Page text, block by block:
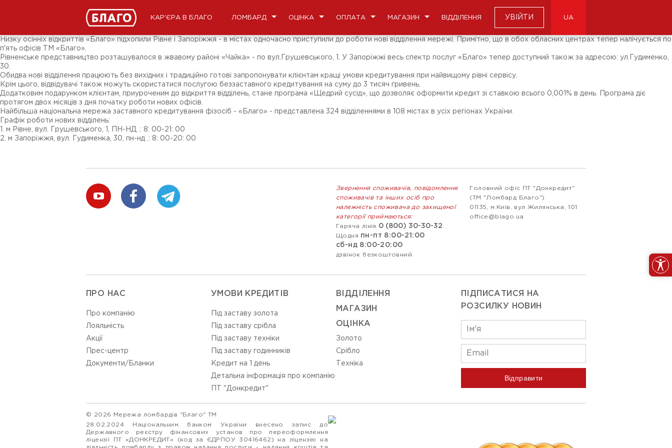
КАР'ЄРА В БЛАГО ЛОМБАРД ОЦІНКА ОПЛАТА МАГАЗИН ВІДДІЛЕННЯ УВІЙТИ UA
Підписники соц-мереж
Низку осінніх відкриттів «Благо» підхопили Рівне і Запоріжжя - в містах одночасно приступили до роботи нові відділення мережі. Примітно, що в обох обласних центрах тепер налічується по
п'ять офісів ТМ «Благо».
Рівненське представництво розташувалося в жвавому районі «Чайка» - по вул.Грушевського, 1. У Запоріжжі весь спектр послуг «Благо» тепер доступний також за адресою: ул.Гудименко,
30.
Обидва нові відділення працюють без вихідних і традиційно готові запропонувати клієнтам кращі умови кредитування при найвищому рівні сервісу.
Крім цього, відвідувачі також можуть скористатися послугою беззаставного кредитування на суму до 3 тисяч гривень.
Додатковим подарунком клієнтам, приуроченим до відкриття відділень, стане програма «Щедрий сусід», що дозволяє оформити кредит зі ставкою всього 0,001% в день. Програма діє
протягом двох місяців з дня початку роботи нових офісів.
Найбільша національна мережа заставного кредитування фізосіб - «Благо» - представлена 324 відділеннями в 108 містах в усіх регіонах України.
Графік роботи нових відділень:
1. м Рівне, вул. Грушевського, 1, ПН-НД .: 8: 00-21: 00
2. м Запоріжжя, вул. Гудименка, 30, пн-нд .: 8: 00-20: 00
Звернення споживачів, повідомлення
споживачів та інших осіб про
належність споживача до захищеної
категорії приймаються:
Гаряча лінія
0 (800) 30-30-32
Щодня пн-пт 8:00-21:00
сб-нд 8:00-20:00
дзвінок безкоштовний
Головний офіс ПТ "Донкредит"
(ТМ "Ломбард Благо")
01135, м.Київ, вул Жилянська, 101
office@blago.ua
ПРО НАС
Про компанію
Лояльність
Акції
Прес-центр
Документи/Бланки
УМОВИ КРЕДИТІВ
Під заставу золота
Під заставу срібла
Під заставу техніки
Під заставу годинників
Кредит на 1 день
Детальна інформація про компанію
ПТ "Донкредит"
ВIДДIЛЕННЯ
МАГАЗИН
ОЦIНКА
Золото
Срiбло
Технiка
ПІДПИСАТИСЯ НА
РОЗСИЛКУ НОВИН
Відправити
© 2026 Мережа ломбардів "Благо" ТМ
28.02.2024 Національним банком України внесено запис до
Державного реєстру фінансових установ про переоформлення
ліцензії ПТ «ДОНКРЕДИТ» (код за ЄДРПОУ 30416462) на ліцензію на